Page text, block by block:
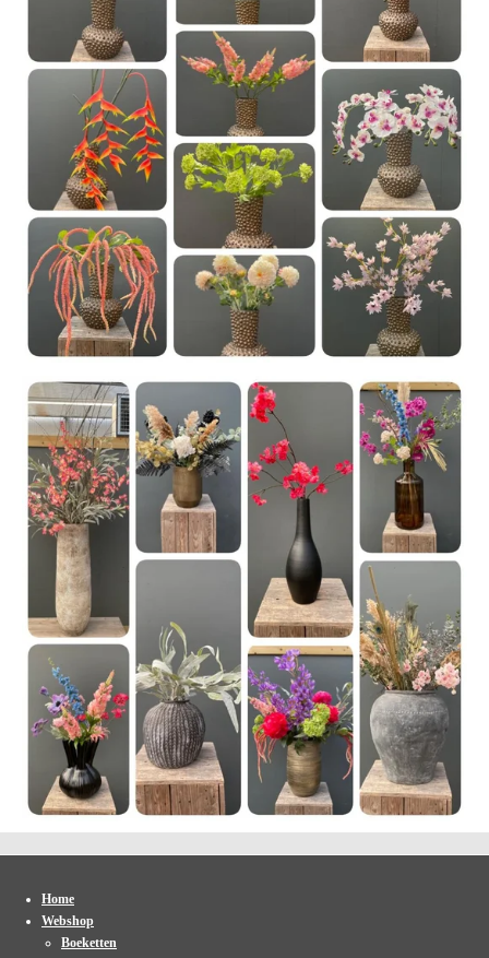
Home
Webshop
Boeketten